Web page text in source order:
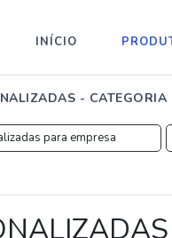
INÍCIO
- CATEGORIA
para empresa